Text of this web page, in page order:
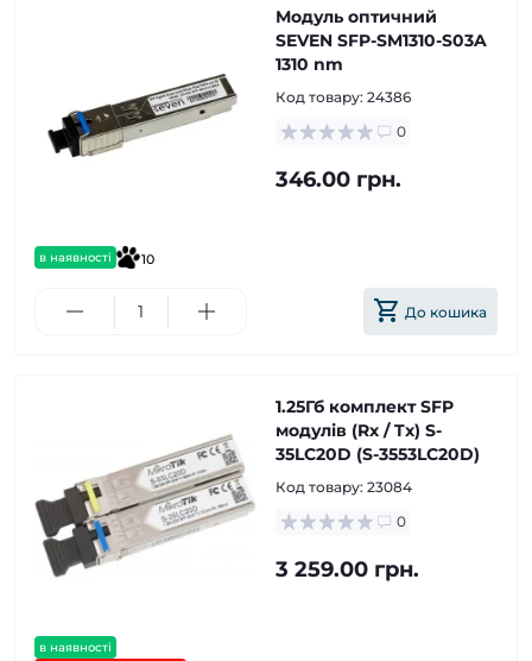
в наявності 10
Модуль оптичний
SEVEN SFP-SM1310-S03A
1310 nm
Код товару: 24386
0
346.00 грн.
До кошика
в наявності
1.25Гб комплект SFP
модулів (Rx / Tx) S-
35LC20D (S-3553LC20D)
Код товару: 23084
0
3 259.00 грн.